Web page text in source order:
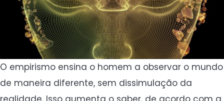
O empirismo ensina o homem a observar o mundo
de maneira diferente, sem dissimulação da